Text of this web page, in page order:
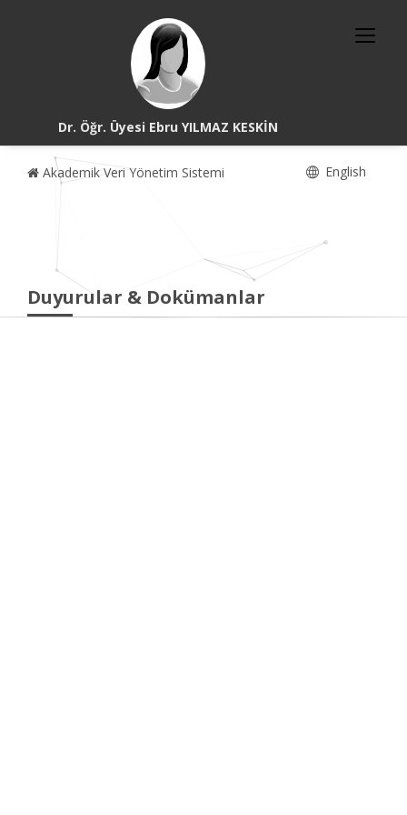
Dr. Öğr. Üyesi Ebru YILMAZ KESKİN
Akademik Veri Yönetim Sistemi English
Duyurular & Dokümanlar